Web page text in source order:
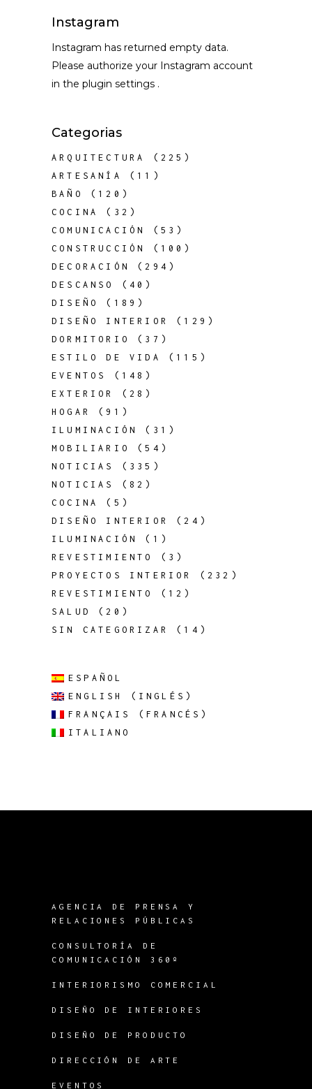
Instagram
Instagram has returned empty data.
Please authorize your Instagram account
in the plugin settings .
Categorias
ARQUITECTURA
(225)
ARTESANÍA
(11)
BAÑO
(120)
COCINA
(32)
COMUNICACIÓN
(53)
CONSTRUCCIÓN
(100)
DECORACIÓN
(294)
DESCANSO
(40)
DISEÑO
(189)
DISEÑO INTERIOR
(129)
DORMITORIO
(37)
ESTILO DE VIDA
(115)
EVENTOS
(148)
EXTERIOR
(28)
HOGAR
(91)
ILUMINACIÓN
(31)
MOBILIARIO
(54)
NOTICIAS
(335)
NOTICIAS
(82)
COCINA
(5)
DISEÑO INTERIOR
(24)
ILUMINACIÓN
(1)
REVESTIMIENTO
(3)
PROYECTOS INTERIOR
(232)
REVESTIMIENTO
(12)
SALUD
(20)
SIN CATEGORIZAR
(14)
ESPAÑOL
ENGLISH
( INGLÉS )
FRANÇAIS
(FRANCÉS )
ITALIANO
AGENCIA DE PRENSA Y
RELACIONES PÚBLICAS
CONSULTORÍA DE
COMUNICACIÓN 360º
INTERIORISMO COMERCIAL
DISEÑO DE INTERIORES
DISEÑO DE PRODUCTO
DIRECCIÓN DE ARTE
EVENTOS